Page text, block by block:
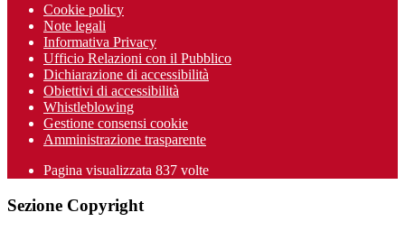
Cookie policy
Note legali
Informativa Privacy
Ufficio Relazioni con il Pubblico
Dichiarazione di accessibilità
Obiettivi di accessibilità
Whistleblowing
Gestione consensi cookie
Amministrazione trasparente
Pagina visualizzata 837 volte
Sezione Copyright